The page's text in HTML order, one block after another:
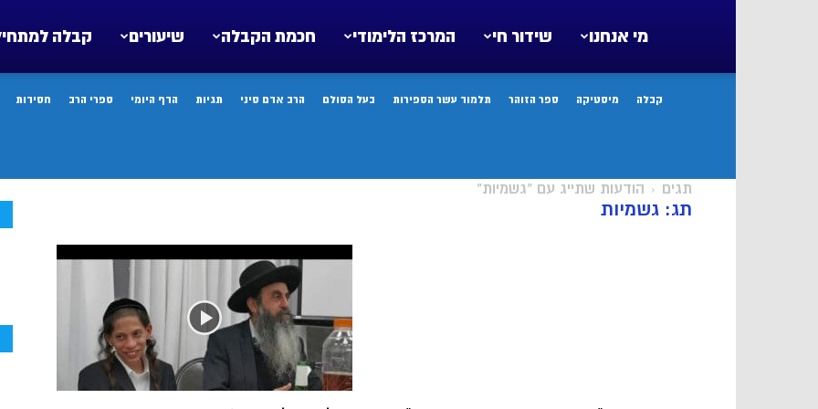
קבלה שיעורים חכמת הקבלה המרכז הלימודי שידור חי מי אנחנו
קבלה מיסטיקה ספר הזוהר תלמוד עשר הספירות בעל הסולם הרב אדם סיני תגיות הדף היומי ספרי הרב חסידות
תגים הודעות שתייג עם "גשמיות"
תג: גשמיות